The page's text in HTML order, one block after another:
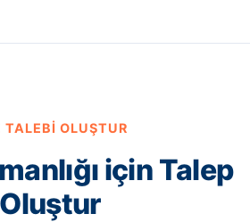
TALEBI OLUŞTUR
için Talep
Oluştur